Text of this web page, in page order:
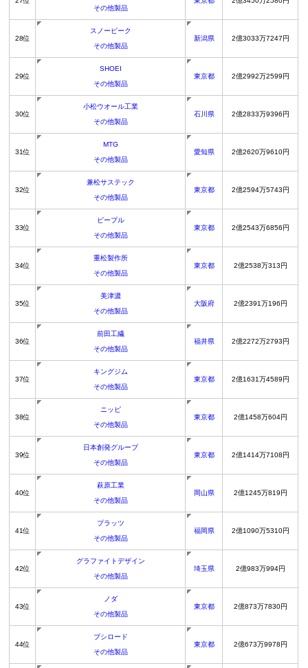
その他製品
28位
スノーピーク
その他製品
新潟県 2億3033万7247円
29位
SHOEI
その他製品
東京都 2億2992万2599円
30位
小松ウオール工業
その他製品
石川県 2億2833万9396円
31位
MTG
その他製品
愛知県 2億2620万9610円
32位
兼松サステック
その他製品
東京都 2億2594万5743円
33位
ピープル
その他製品
東京都 2億2543万6856円
34位
重松製作所
その他製品
東京都 2億2538万313円
35位
美津濃
その他製品
大阪府 2億2391万196円
36位
前田工繊
その他製品
福井県 2億2272万2793円
37位
キングジム
その他製品
東京都 2億1631万4589円
38位
ニッピ
その他製品
東京都 2億1458万604円
39位
日本創発グループ
その他製品
東京都 2億1414万7108円
40位
萩原工業
その他製品
岡山県 2億1245万819円
41位
プラッツ
その他製品
福岡県 2億1090万5310円
42位
グラファイトデザイン
その他製品
埼玉県 2億983万994円
43位
ノダ
その他製品
東京都 2億873万7830円
44位
ブシロード
その他製品
東京都 2億673万9978円